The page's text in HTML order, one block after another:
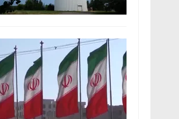
Công nghệ
Hitech Công nghệ tương lai
Sản phẩm
Thị trường
Tư vấn